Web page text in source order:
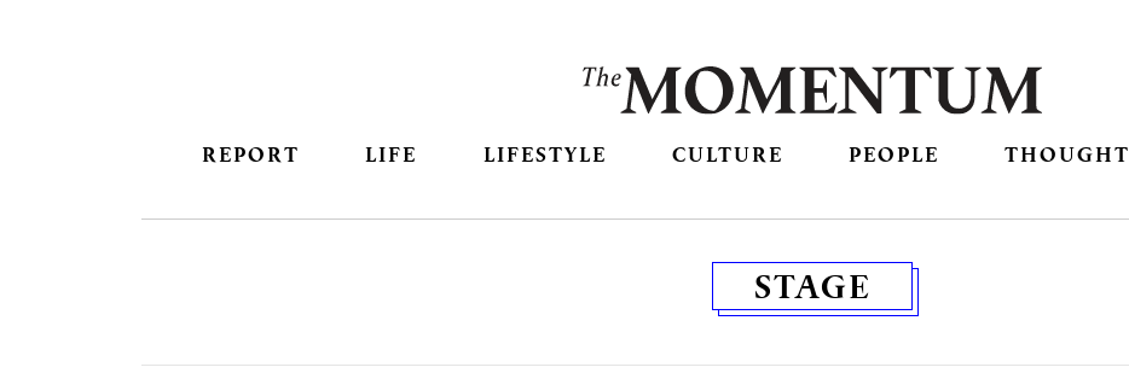
REPORT LIFE LIFESTYLE CULTURE PEOPLE THOUGHT
STAGE